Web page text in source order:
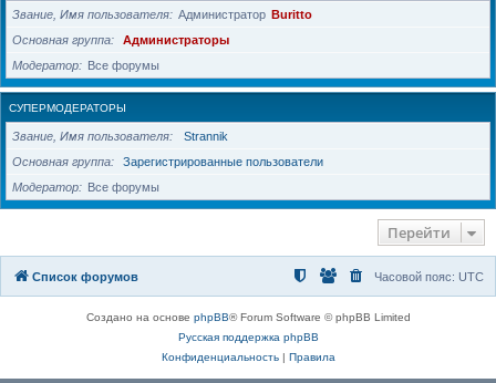
Звание, Имя пользователя Администратор Buritto
Основная группа
Администраторы
Модератор
Все форумы
СУПЕРМОДЕРАТОРЫ
Звание, Имя пользователя
Strannik
Основная группа
Зарегистрированные пользователи
Модератор
Все форумы
Перейти
Список форумов Часовой пояс: UTC
Создано на основе phpBB® Forum Software © phpBB Limited
Русская поддержка phpBB
Конфиденциальность| Правила